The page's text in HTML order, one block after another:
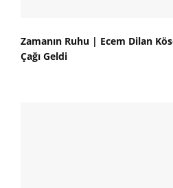
Zamanın Ruhu | Ecem Dilan
Çağı Geldi